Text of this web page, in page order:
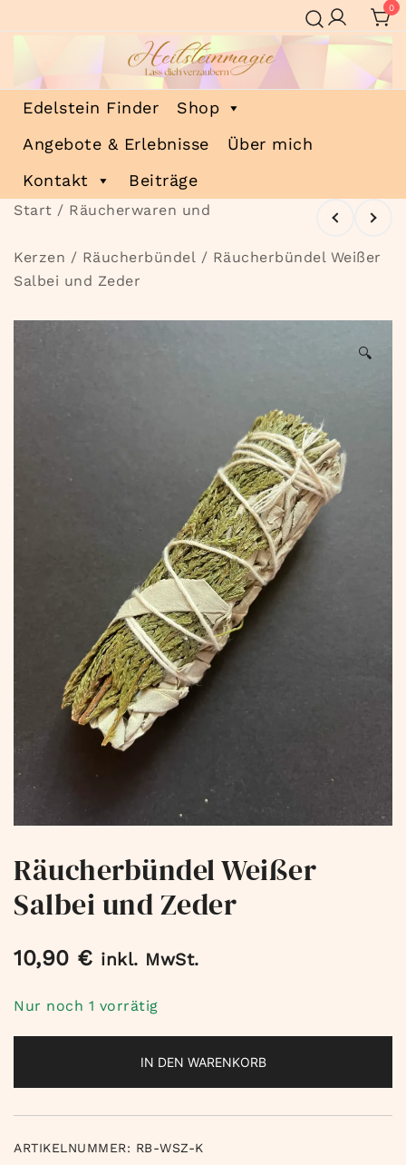
Inhalt
0
Heilsteinmagie
Lass dich verzaubern
Edelstein Finder
Shop
Angebote & Erlebnisse
Über mich
Kontakt
Beiträge
Start / Räucherwaren und
Kerzen / Räucherbündel / Räucherbündel Weißer
Salbei und Zeder
🔍
Räucherbündel Weißer
Salbei und Zeder
10,90 € inkl. MwSt.
Nur noch 1 vorrätig
IN DEN WARENKORB
ARTIKELNUMMER: RB-WSZ-K